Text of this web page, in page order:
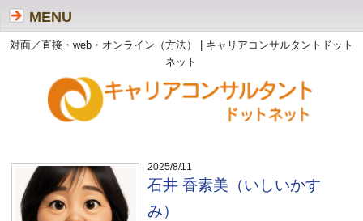
対面／直接・web・オンライン（方法） | キャリアコンサルタントドット
ネット
MENU
2025/8/11
石井 香素美（いしいかす
み）